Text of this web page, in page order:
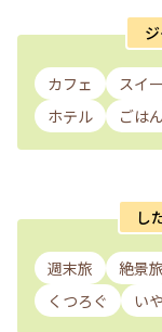
カフェ スイ
ホテル
ごはん
し
週末旅 絶景旅
くつろぐ
い